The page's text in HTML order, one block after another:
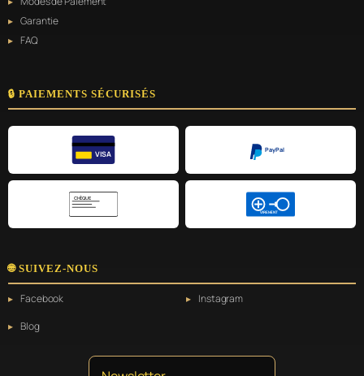
Garantie
FAQ
🔒 PAIEMENTS SÉCURISÉS
VISA
PayPal
CHÈQUE
VIREMENT
🌐 SUIVEZ-NOUS
Facebook
Instagram
Blog